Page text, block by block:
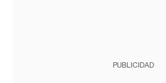
PUBLICIDAD